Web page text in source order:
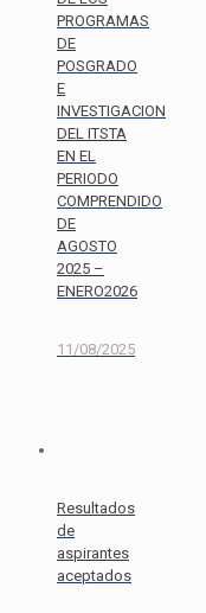
PROGRAMAS
DE
POSGRADO
E
INVESTIGACION
DEL ITSTA
EN EL
PERIODO
COMPRENDIDO
DE
AGOSTO
2025 –
ENERO2026
11/08/2025
Resultados
de
aspirantes
aceptados